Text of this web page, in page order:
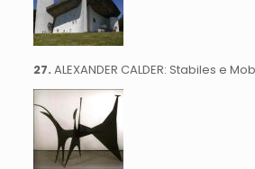
27. ALEXANDER CALDER: Stabiles e